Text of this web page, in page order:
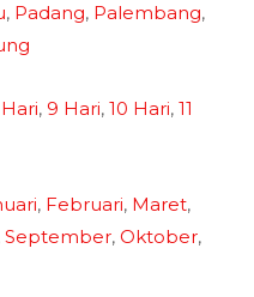
, Padang, Palembang,
, 9 Hari, 10 Hari, 11
, Februari, Maret,
September, Oktober,